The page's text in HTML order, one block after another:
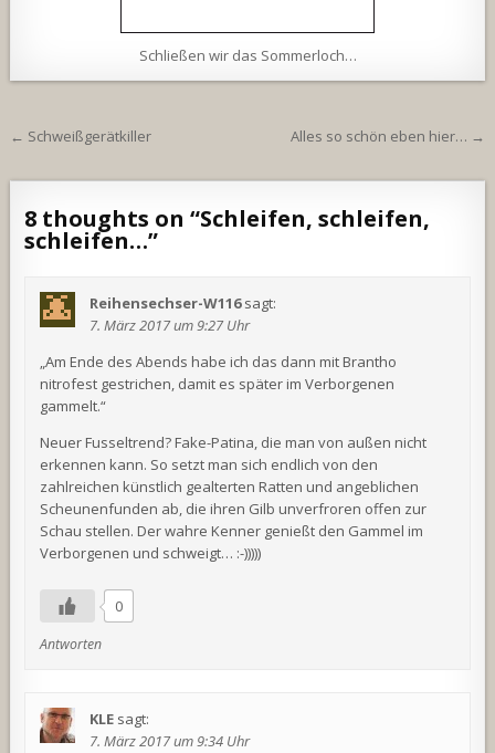
Schließen wir das Sommerloch…
Beitragsnavigation
← Schweißgerätkiller Alles so schön eben hier… →
8 thoughts on “Schleifen, schleifen,
schleifen…”
Reihensechser-W116sagt:
7. März 2017 um 9:27 Uhr
„Am Ende des Abends habe ich das dann mit Brantho
nitrofest gestrichen, damit es später im Verborgenen
gammelt.“
Neuer Fusseltrend? Fake-Patina, die man von außen nicht
erkennen kann. So setzt man sich endlich von den
zahlreichen künstlich gealterten Ratten und angeblichen
Scheunenfunden ab, die ihren Gilb unverfroren offen zur
Schau stellen. Der wahre Kenner genießt den Gammel im
Verborgenen und schweigt… :-)))))
0
Antworten
KLE sagt:
7. März 2017 um 9:34 Uhr